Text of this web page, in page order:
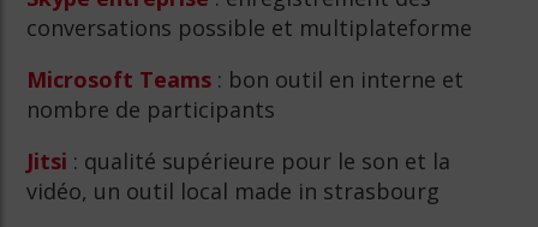
conversations possible et multiplateforme
Microsoft Teams : bon outil en interne et
nombre de participants
Jitsi : qualité supérieure pour le son et la
vidéo, un outil local made in strasbourg